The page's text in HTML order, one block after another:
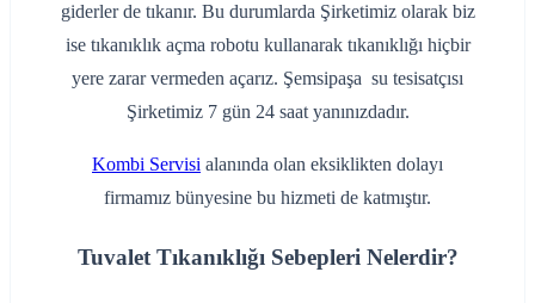
giderler de tıkanır. Bu durumlarda Şirketimiz olarak biz
ise tıkanıklık açma robotu kullanarak tıkanıklığı hiçbir
yere zarar vermeden açarız. Şemsipaşa su tesisatçısı
Şirketimiz 7 gün 24 saat yanınızdadır.
Kombi Servisi alanında olan eksiklikten dolayı
firmamız bünyesine bu hizmeti de katmıştır.
Tuvalet Tıkanıklığı Sebepleri Nelerdir?